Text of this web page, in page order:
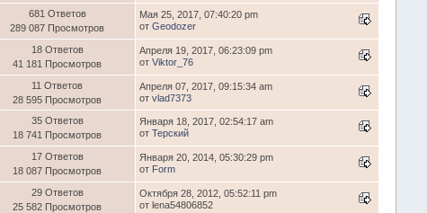
681 Ответов
289 087 Просмотров
Мая 25, 2017, 07:40:20 pm
от Geodozer
18 Ответов
41 181 Просмотров
Апреля 19, 2017, 06:23:09 pm
от Viktor_76
11 Ответов
28 595 Просмотров
Апреля 07, 2017, 09:15:34 am
от vlad7373
35 Ответов
18 741 Просмотров
Января 18, 2017, 02:54:17 am
от Терский
17 Ответов
18 087 Просмотров
Января 20, 2014, 05:30:29 pm
от Form
29 Ответов
25 582 Просмотров
Октября 28, 2012, 05:52:11 pm
от lena54806852